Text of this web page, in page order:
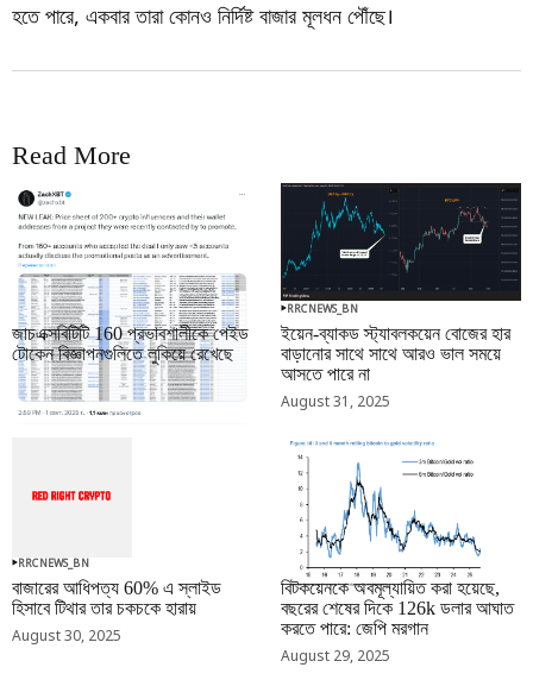
হতে পারে, একবার তারা কোনও নির্দিষ্ট বাজার মূলধন পৌঁছে।
Read More
RRCNEWS_BN
জাচএক্সবিটিটি 160 প্রভাবশালীকে পেইড
টোকেন বিজ্ঞাপনগুলিতে লুকিয়ে রেখেছে
September 01, 2025
RRCNEWS_BN
ইয়েন-ব্যাকড স্ট্যাবলকয়েন বোজের হার
বাড়ানোর সাথে সাথে আরও ভাল সময়ে
আসতে পারে না
August 31, 2025
RRCNEWS_BN
বাজারের আধিপত্য 60% এ স্লাইড
হিসাবে টিথার তার চকচকে হারায়
August 30, 2025
RRCNEWS_BN
বিটকয়েনকে অবমূল্যায়িত করা হয়েছে,
বছরের শেষের দিকে 126k ডলার আঘাত
করতে পারে: জেপি মরগান
August 29, 2025